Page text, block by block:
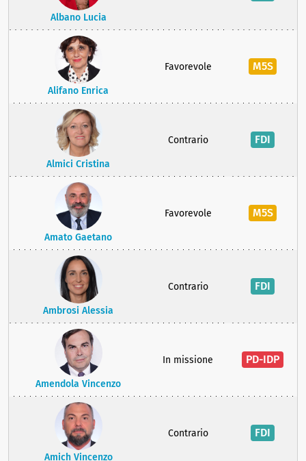
Albano Lucia
Alifano Enrica
Favorevole M5S
Almici Cristina
Contrario FDI
Amato Gaetano
Favorevole M5S
Ambrosi Alessia
Contrario FDI
Amendola Vincenzo
In missione PD-IDP
Amich Vincenzo
Contrario FDI